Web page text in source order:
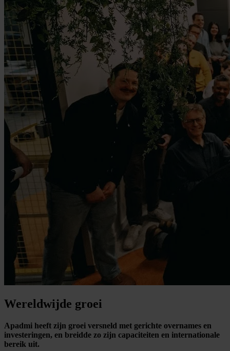
Wereldwijde groei
Apadmi heeft zijn groei versneld met gerichte overnames en
investeringen, en breidde zo zijn capaciteiten en internationale
bereik uit.